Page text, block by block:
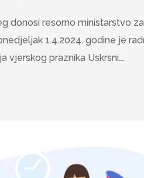
donosi resorno ministarstvo za
1.4.2024. godine je
vjerskog praznika Uskrsni...